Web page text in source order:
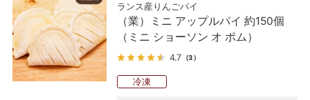
ランス産りんごパイ
（業）ミニ アップルパイ 約150個
（ミニ ショーソン オ ポム）
4.7 （3）
冷凍